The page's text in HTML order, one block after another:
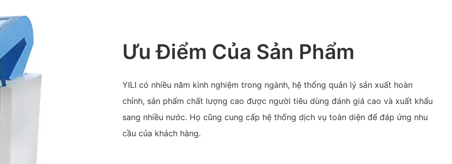
Ưu Điểm Của Sản Phẩm
YILI có nhiều năm kinh nghiệm trong ngành, hệ thống quản lý sản xuất hoàn
chỉnh, sản phẩm chất lượng cao được người tiêu dùng đánh giá cao và xuất khẩu
sang nhiều nước. Họ cũng cung cấp hệ thống dịch vụ toàn diện để đáp ứng nhu
cầu của khách hàng.